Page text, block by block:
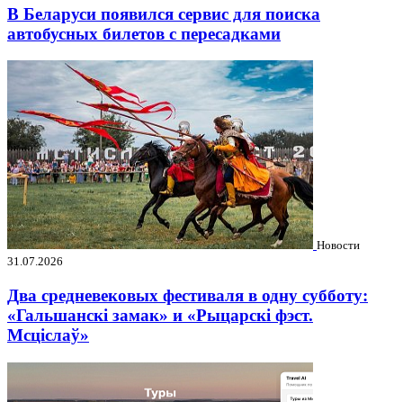
В Беларуси появился сервис для поиска
автобусных билетов с пересадками
Новости
31.07.2026
Два средневековых фестиваля в одну субботу:
«Гальшанскі замак» и «Рыцарскі фэст.
Мсціслаў»